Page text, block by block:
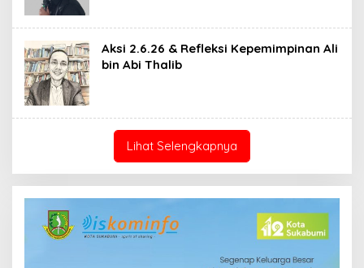
Aksi 2.6.26 & Refleksi Kepemimpinan Ali
bin Abi Thalib
Lihat Selengkapnya